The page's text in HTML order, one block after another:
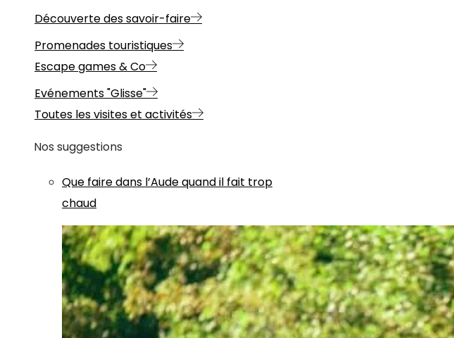
Découverte des savoir-faire
Promenades touristiques
Escape games & Co
Evénements "Glisse"
Toutes les visites et activités
Nos suggestions
Que faire dans l’Aude quand il fait trop
chaud